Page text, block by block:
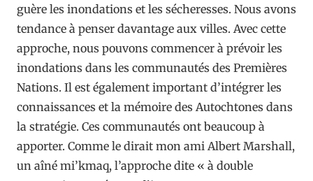
guère les inondations et les sécheresses. Nous avons
tendance à penser davantage aux villes. Avec cette
approche, nous pouvons commencer à prévoir les
inondations dans les communautés des Premières
Nations. Il est également important d’intégrer les
connaissances et la mémoire des Autochtones dans
la stratégie. Ces communautés ont beaucoup à
apporter. Comme le dirait mon ami Albert Marshall,
un aîné mi’kmaq, l’approche dite « à double